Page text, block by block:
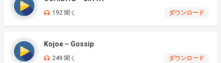
192 聞く ダウンロード
Kojoe – Gossip
249 聞く ダウンロード